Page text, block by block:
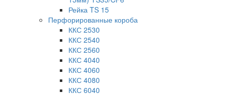
Рейка TS 15
Перфорированные короба
ККС 2530
ККС 2540
ККС 2560
ККС 4040
ККС 4060
ККС 4080
ККС 6040